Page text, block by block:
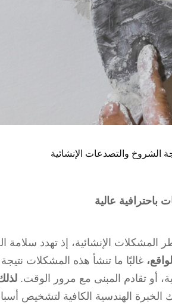
الشروخ والتصدعات الإنشائية
باحترافية عالية
الإنشائية، إذ تهدد سلامة
غالبًا ما تنشأ هذه المشكلات
أو تقادم المبنى مع مرور الوقت.
الهندسية الكافية لتشخيص